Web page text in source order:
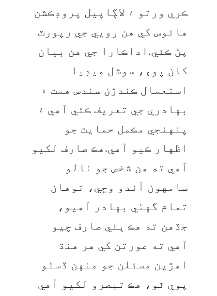
ڪري ورتو ۽ لاڳاپيل پروڊڪشن
هائوس کي هن رويي جي رپورٽ
پڻ ڪئي.اداڪارا جي هن بيان
کان پوءِ، سوشل ميڊيا
استعمال ڪندڙن سندس همت ۽
بهادري جي تعريف ڪئي آهي ۽
پنهنجي مڪمل حمايت جو
اظهار ڪيو آهي.هڪ صارف لکيو
آهي ته هن شخص جو نالو
سامهون آندو وڃي، توهان
تمام گهڻي بهادر آهيو،
جڏهن ته هڪ ٻئي صارف چيو
آهي ته عورتن کي هر هنڌ
اهڙين مسئلن جو منهن ڏسڻو
پوي ٿو، هڪ تبصرو لکيو آهي